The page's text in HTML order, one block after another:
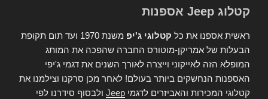
קטלוג Jeep אספנות
ראשית אספנו את כל קטלוגי ג'יפ
משנת 1970 ועד תום תקופת
הבעלות של אמריקן-מוטורס החברה שהפכה את המותג
המופלא הזה לאייקוני וייצרה לאורך השנים את דגמי ג'יפי
האספנות הנחשקים ביותר בעולם! לאחר מכן סרקנו וצילמנו את
קטלוגי המכירות והאביזרים לדגמי Jeep ולבסוף סידרנו לפי